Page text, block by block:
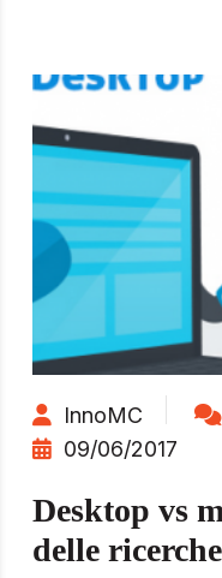
InnoMC
09/06/2017
Desktop vs
delle